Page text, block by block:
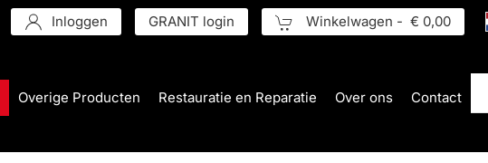
Inloggen GRANIT login Winkelwagen - € 0,00
Overige Producten Restauratie en Reparatie Over ons Contact